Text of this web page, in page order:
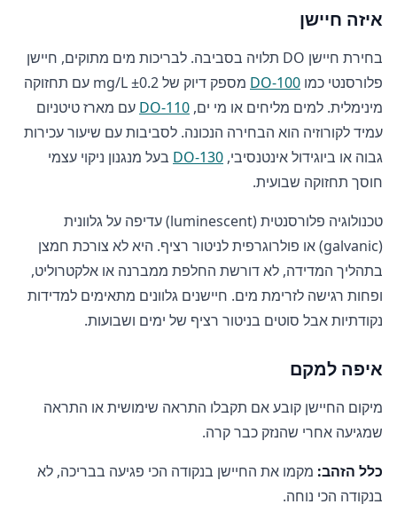
איזה חיישן
בחירת חיישן DO תלויה בסביבה. לבריכות מים מתוקים, חיישן
פלורסנטי כמו DO-100
מספק דיוק של ±0.2 mg/L עם תחזוקה
מינימלית. למים מליחים או מי ים, DO-110 עם מארז טיטניום
עמיד לקורוזיה הוא הבחירה הנכונה. לסביבות עם שיעור עכירות
גבוה או ביוגידול אינטנסיבי, DO-130 בעל מנגנון ניקוי עצמי
חוסך תחזוקה שבועית.
טכנולוגיה פלורסנטית (luminescent) עדיפה על גלוונית
(galvanic) או פולרוגרפית לניטור רציף. היא לא צורכת חמצן
בתהליך המדידה, לא דורשת החלפת ממברנה או אלקטרוליט,
ופחות רגישה לזרימת מים. חיישנים גלוונים מתאימים למדידות
נקודתיות אבל סוטים בניטור רציף של ימים ושבועות.
איפה למקם
מיקום החיישן קובע אם תקבלו התראה שימושית או התראה
שמגיעה אחרי שהנזק כבר קרה.
כלל הזהב: מקמו את החיישן בנקודה הכי פגיעה בבריכה, לא
בנקודה הכי נוחה.